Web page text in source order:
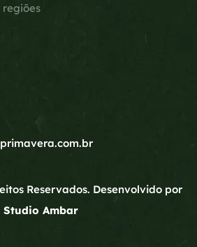
regiões
Reservados. Desenvolvido por
Studio Ambar